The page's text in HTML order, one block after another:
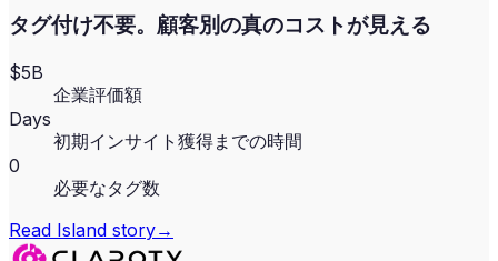
タグ付け不要。顧客別の真のコストが見える
$5B
企業評価額
Days
初期インサイト獲得までの時間
0
必要なタグ数
Read Island story→